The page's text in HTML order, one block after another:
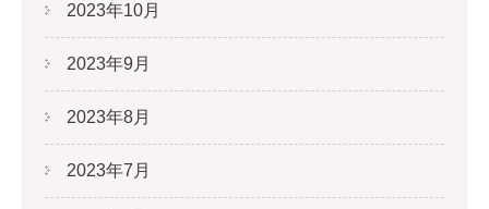
2023年10月
2023年9月
2023年8月
2023年7月